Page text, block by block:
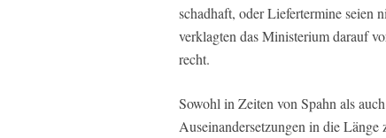
schadhaft, oder Liefertermine seien
verklagten das Ministerium darauf
recht.
Sowohl in Zeiten von Spahn als
Auseinandersetzungen in die Länge